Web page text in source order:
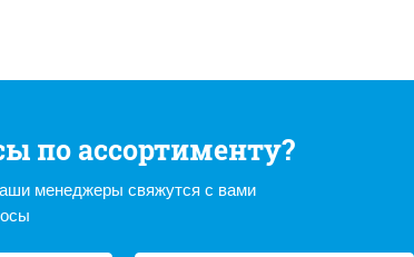
по ассортименту?
менеджеры свяжутся с вами